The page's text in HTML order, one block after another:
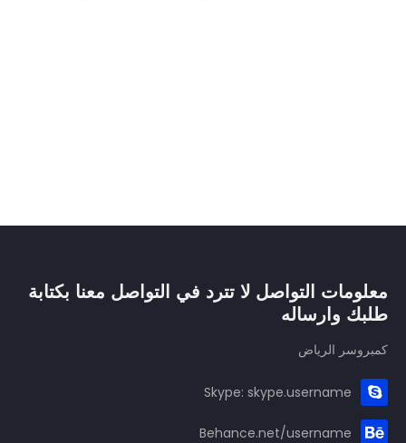
معلومات التواصل لا تترد في التواصل معنا بكتابة
طلبك وارساله
كمبروسر الرياض
Skype: skype.username
Behance.net/username